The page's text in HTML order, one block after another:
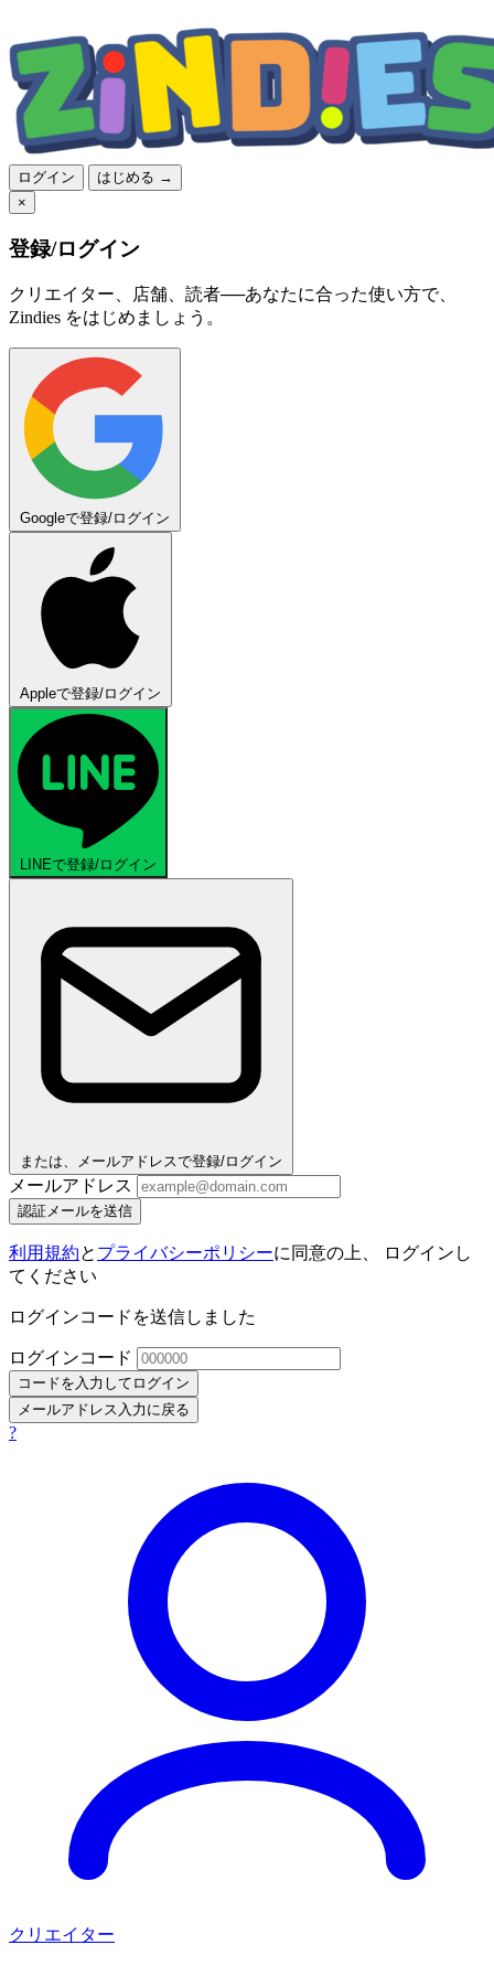
ログイン
はじめる →
×
登録/ログイン
クリエイター、店舗、読者──あなたに合った使い方で、
Zindies をはじめましょう。
Googleで登録/ログイン
Appleで登録/ログイン
LINEで登録/ログイン
または、メールアドレスで登録/ログイン
メールアドレス
認証メールを送信
利用規約と プライバシーポリシーに同意の上、 ログインし
てください
ログインコードを送信しました
ログインコード
コードを入力してログイン
メールアドレス入力に戻る
?
クリエイター